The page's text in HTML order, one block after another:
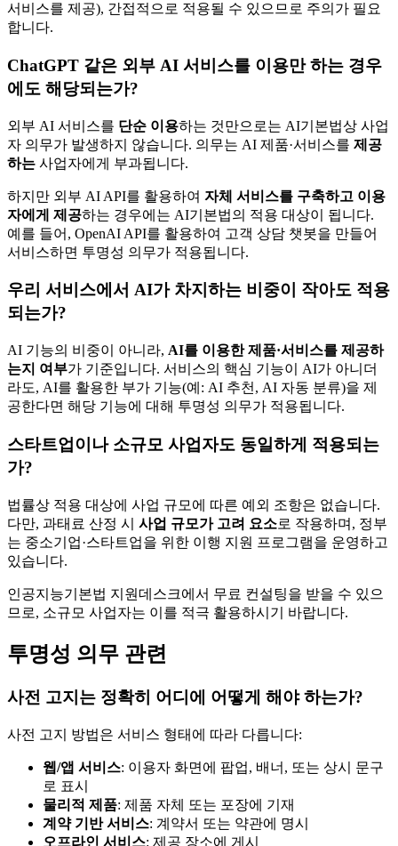
서비스를 제공), 간접적으로 적용될 수 있으므로 주의가 필요
합니다.
ChatGPT 같은 외부 AI 서비스를 이용만 하는 경우
에도 해당되는가?
외부 AI 서비스를 단순 이용하는 것만으로는 AI기본법상 사업
자 의무가 발생하지 않습니다. 의무는 AI 제품·서비스를 제공
하는 사업자에게 부과됩니다.
하지만 외부 AI API를 활용하여 자체 서비스를 구축하고 이용
자에게 제공하는 경우에는 AI기본법의 적용 대상이 됩니다.
예를 들어, OpenAI API를 활용하여 고객 상담 챗봇을 만들어
서비스하면 투명성 의무가 적용됩니다.
우리 서비스에서 AI가 차지하는 비중이 작아도 적용
되는가?
AI 기능의 비중이 아니라, AI를 이용한 제품·서비스를 제공하
는지 여부가 기준입니다. 서비스의 핵심 기능이 AI가 아니더
라도, AI를 활용한 부가 기능(예: AI 추천, AI 자동 분류)을 제
공한다면 해당 기능에 대해 투명성 의무가 적용됩니다.
스타트업이나 소규모 사업자도 동일하게 적용되는
가?
법률상 적용 대상에 사업 규모에 따른 예외 조항은 없습니다.
다만, 과태료 산정 시 사업 규모가 고려 요소로 작용하며, 정부
는 중소기업·스타트업을 위한 이행 지원 프로그램을 운영하고
있습니다.
인공지능기본법 지원데스크에서 무료 컨설팅을 받을 수 있으
므로, 소규모 사업자는 이를 적극 활용하시기 바랍니다.
투명성 의무 관련
사전 고지는 정확히 어디에 어떻게 해야 하는가?
사전 고지 방법은 서비스 형태에 따라 다릅니다:
웹/앱 서비스: 이용자 화면에 팝업, 배너, 또는 상시 문구
로 표시
물리적 제품: 제품 자체 또는 포장에 기재
계약 기반 서비스: 계약서 또는 약관에 명시
오프라인 서비스: 제공 장소에 게시